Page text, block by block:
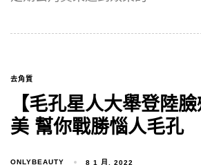
去角質
【毛孔星人大舉登陸
美 幫你戰勝惱人毛孔
ONLYBEAUTY 8 1 月, 2022